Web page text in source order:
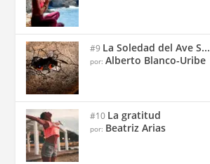
#9 La Soledad del Ave S...
por:Alberto Blanco-Uribe
#10 La gratitud
por: Beatriz Arias